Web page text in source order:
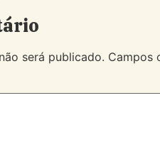
será publicado. Campos